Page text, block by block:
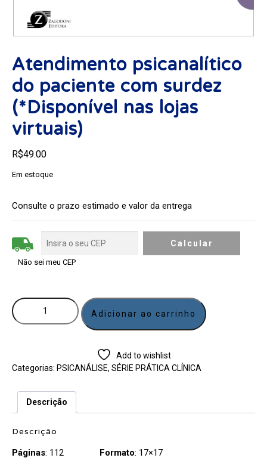
Atendimento psicanalítico
do paciente com surdez
(*Disponível nas lojas
virtuais)
R$49.00
Em estoque
Consulte o prazo estimado e valor da entrega
Não sei meu CEP
Adicionar ao carrinho
Add to wishlist
Categorias: PSICANÁLISE, SÉRIE PRÁTICA CLÍNICA
Descrição
Descrição
Páginas: 112 Formato: 17×17